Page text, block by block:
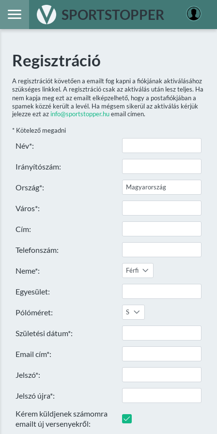
SPORTSTOPPER
Regisztráció
A regisztrációt követően a emailt fog kapni a fiókjának aktiválásához
szükséges linkkel. A regisztráció csak az aktiválás után lesz teljes. Ha
nem kapja meg ezt az emailt elképzelhető, hogy a postafiókjában a
spamek közzé került a levél. Ha mégsem sikerül az aktiválás kérjük
jelezze ezt az info@sportstopper.huemail címen.
* Kötelező megadni
Név*:
Irányítószám:
Ország*:
Város*:
Cím:
Telefonszám:
Neme*: Férfi
Egyesület:
Pólóméret: S
Születési dátum*:
Email cím*:
Jelszó*:
Jelszó újra*:
Kérem küldjenek számomra
emailt új versenyekről: